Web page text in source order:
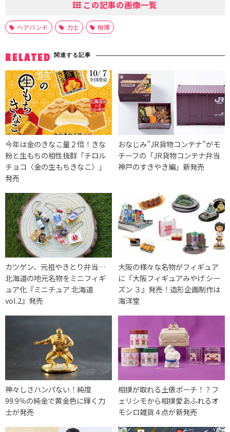
この記事の画像一覧
ヘアバンド 力士 相撲
RELATED 関連する記事
今年は金のきなこ量２倍！きな
粉と生もちの相性抜群「チロル
チョコ〈金の生もちきなこ〉」
発売
おなじみ”JR貨物コンテナ”がモ
チーフの「JR貨物コンテナ弁当
神戸のすきやき編」新発売
カツゲン、元祖やきとり弁当…
北海道の地元名物をミニフィギ
ュア化『ミニチュア 北海道
vol.2』発売
大阪の様々な名物がフィギュア
に『大阪フィギュアみやげ シー
ズン ３』発売！造形企画制作は
海洋堂
神々しさハンパない！純度
99.9％の純金で黄金色に輝く力
士が発売
相撲が取れる土俵ポーチ！？フ
ェリシモから相撲愛あふれるオ
モシロ雑貨４点が新発売